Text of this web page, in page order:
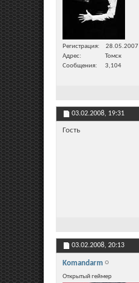
Регистрация
28.05.2007
Адрес
Томск
Сообщения
3,104
03.02.2008, 19:31
Гость
03.02.2008, 20:13
Komandarm
Открытый геймер